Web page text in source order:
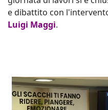
e dibattito con
Luigi Maggi.